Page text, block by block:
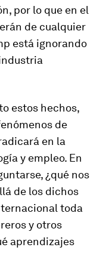
por lo que en el
de cualquier
está ignorando
estos hechos,
de
en la
y empleo. En
¿qué nos
de los dichos
toda
y otros
aprendizajes